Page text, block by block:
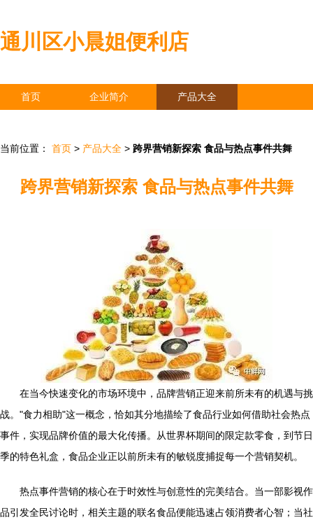
通川区小晨姐便利店
首页 企业简介 产品大全
当前位置： 首页 > 产品大全 > 跨界营销新探索 食品与热点事件共舞
跨界营销新探索 食品与热点事件共舞
在当今快速变化的市场环境中，品牌营销正迎来前所未有的机遇与挑
战。"食力相助"这一概念，恰如其分地描绘了食品行业如何借助社会热点
事件，实现品牌价值的最大化传播。从世界杯期间的限定款零食，到节日
季的特色礼盒，食品企业正以前所未有的敏锐度捕捉每一个营销契机。
热点事件营销的核心在于时效性与创意性的完美结合。当一部影视作
品引发全民讨论时，相关主题的联名食品便能迅速占领消费者心智；当社